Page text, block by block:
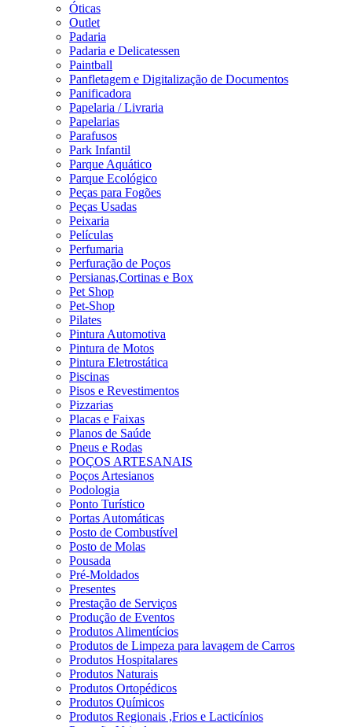
Óticas
Outlet
Padaria
Padaria e Delicatessen
Paintball
Panfletagem e Digitalização de Documentos
Panificadora
Papelaria / Livraria
Papelarias
Parafusos
Park Infantil
Parque Aquático
Parque Ecológico
Peças para Fogões
Peças Usadas
Peixaria
Películas
Perfumaria
Perfuração de Poços
Persianas,Cortinas e Box
Pet Shop
Pet-Shop
Pilates
Pintura Automotiva
Pintura de Motos
Pintura Eletrostática
Piscinas
Pisos e Revestimentos
Pizzarias
Placas e Faixas
Planos de Saúde
Pneus e Rodas
POÇOS ARTESANAIS
Poços Artesianos
Podologia
Ponto Turístico
Portas Automáticas
Posto de Combustível
Posto de Molas
Pousada
Pré-Moldados
Presentes
Prestação de Serviços
Produção de Eventos
Produtos Alimentícios
Produtos de Limpeza para lavagem de Carros
Produtos Hospitalares
Produtos Naturais
Produtos Ortopédicos
Produtos Químicos
Produtos Regionais ,Frios e Lacticínios